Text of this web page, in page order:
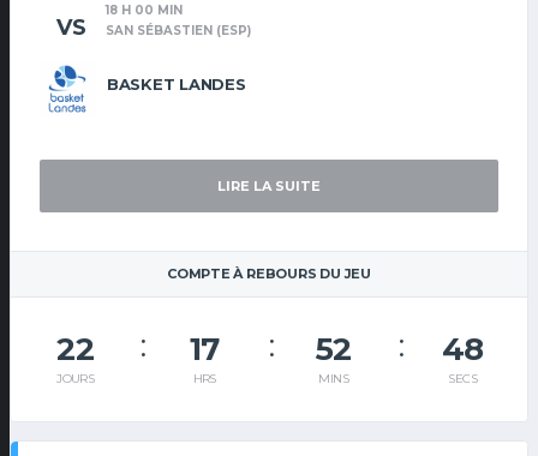
BASKET LANDES
VS
18 H 00 MIN
SAN SÉBASTIEN (ESP)
LIRE LA SUITE
COMPTE À REBOURS DU JEU
22
JOURS
17
HRS
52
MINS
47
SECS